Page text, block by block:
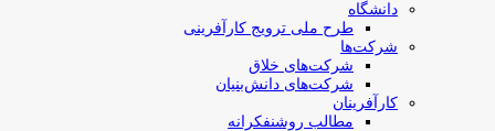
دانشگاه
طرح ملی ترویج کارآفرینی
شرکت‌ها
شرکت‌های خلاق
شرکت‌های دانش‌بنیان
کارآفرینان
مطالب روشنفکرانه